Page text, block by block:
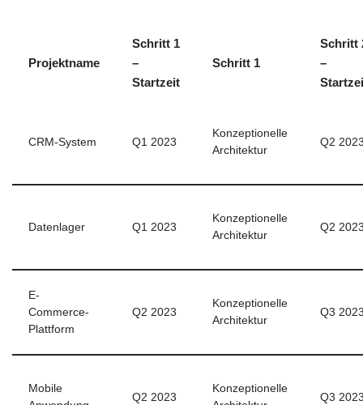
Projektname
Schritt 1
–
Startzeit
Schritt 1
Schritt
–
CRM-System Q1 2023
Konzeptionelle
Architektur
Q2
Datenlager Q1 2023
Konzeptionelle
Architektur
Q2
E-
Commerce-
Plattform
Q2 2023
Konzeptionelle
Architektur
Q3
Mobile
Q2 2023
Konzeptionelle
Q3